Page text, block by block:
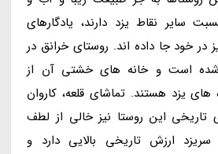
سایر نقاط یزد دارند، یادگارهای
در خود جا داده اند. روستای خرانق در
شده است و خانه های خشتی آن از
یزد هستند. تماشای قلعه، کاروان
تاریخی این روستا نیز خالی از لطف
ارزش تاریخی بالایی دارد و